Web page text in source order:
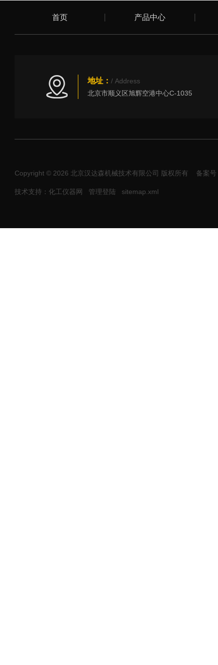
首页 产品中心
地址： / Address
北京市顺义区旭辉空港中心C-1035
Copyright © 2026 北京汉达森机械技术有限公司 版权所有 备案
技术支持：化工仪器网 管理登陆 sitemap.xml